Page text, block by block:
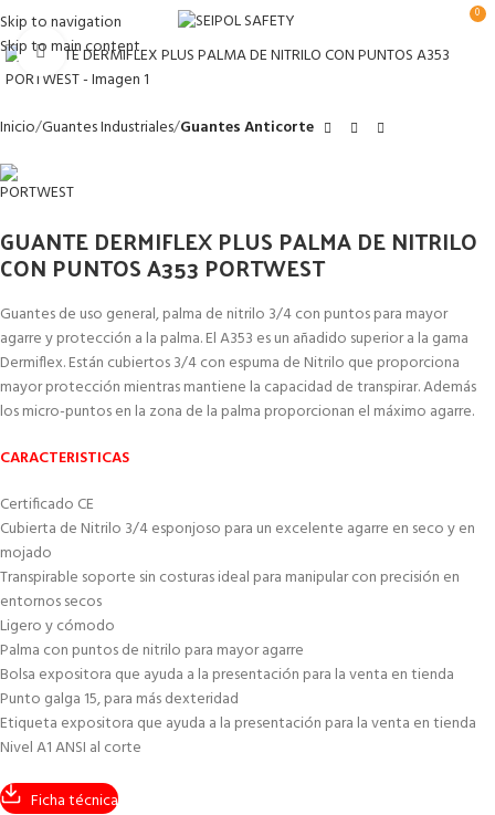
Skip to navigation
Skip to main content
0
Clic para ampliar
Inicio Guantes Industriales Guantes Anticorte
GUANTE DERMIFLEX PLUS PALMA DE NITRILO
CON PUNTOS A353 PORTWEST
Guantes de uso general, palma de nitrilo 3/4 con puntos para mayor
agarre y protección a la palma. El A353 es un añadido superior a la gama
Dermiflex. Están cubiertos 3/4 con espuma de Nitrilo que proporciona
mayor protección mientras mantiene la capacidad de transpirar. Además
los micro-puntos en la zona de la palma proporcionan el máximo agarre.
CARACTERISTICAS
Certificado CE
Cubierta de Nitrilo 3/4 esponjoso para un excelente agarre en seco y en
mojado
Transpirable soporte sin costuras ideal para manipular con precisión en
entornos secos
Ligero y cómodo
Palma con puntos de nitrilo para mayor agarre
Bolsa expositora que ayuda a la presentación para la venta en tienda
Punto galga 15, para más dexteridad
Etiqueta expositora que ayuda a la presentación para la venta en tienda
Nivel A1 ANSI al corte
Ficha técnica